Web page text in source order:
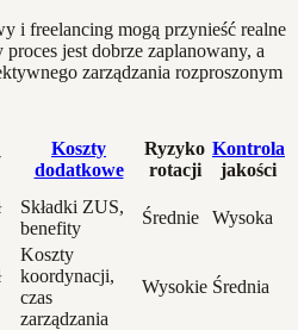
i freelancing mogą przynieść realne
jest dobrze zaplanowany, a
zarządzania rozproszonym
Koszty
dodatkowe
Ryzyko
rotacji
Kontrola
jakości
Składki ZUS,
benefity
Średnie Wysoka
Koszty
koordynacji,
czas
zarządzania
Wysokie Średnia